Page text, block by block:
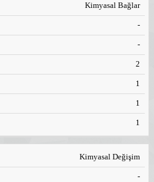
Kimyasal Bağlar
-
-
2
1
1
1
Kimyasal Değişim
-